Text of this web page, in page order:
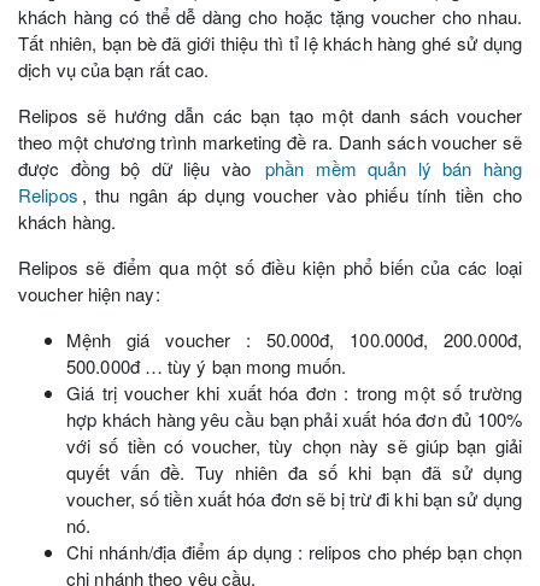
khách hàng có thể dễ dàng cho hoặc tặng voucher cho nhau.
Tất nhiên, bạn bè đã giới thiệu thì tỉ lệ khách hàng ghé sử dụng
dịch vụ của bạn rất cao.
Relipos sẽ hướng dẫn các bạn tạo một danh sách voucher
theo một chương trình marketing đề ra. Danh sách voucher sẽ
được đồng bộ dữ liệu vào phần mềm quản lý bán hàng
Relipos , thu ngân áp dụng voucher vào phiếu tính tiền cho
khách hàng.
Relipos sẽ điểm qua một số điều kiện phổ biến của các loại
voucher hiện nay:
Mệnh giá voucher : 50.000đ, 100.000đ, 200.000đ,
500.000đ … tùy ý bạn mong muốn.
Giá trị voucher khi xuất hóa đơn : trong một số trường
hợp khách hàng yêu cầu bạn phải xuất hóa đơn đủ 100%
với số tiền có voucher, tùy chọn này sẽ giúp bạn giải
quyết vấn đề. Tuy nhiên đa số khi bạn đã sử dụng
voucher, số tiền xuất hóa đơn sẽ bị trừ đi khi bạn sử dụng
nó.
Chi nhánh/địa điểm áp dụng : relipos cho phép bạn chọn
chi nhánh theo yêu cầu.